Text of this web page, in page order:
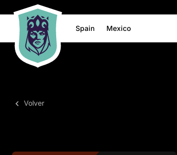
Spain Mexico
Volver